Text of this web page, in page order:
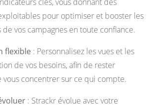
pour optimiser et booster les
vos campagnes en toute confiance.
flexible : Personnalisez les vues et les
de vos besoins, afin de rester
vous concentrer sur ce qui compte.
: Strackr évolue avec votre